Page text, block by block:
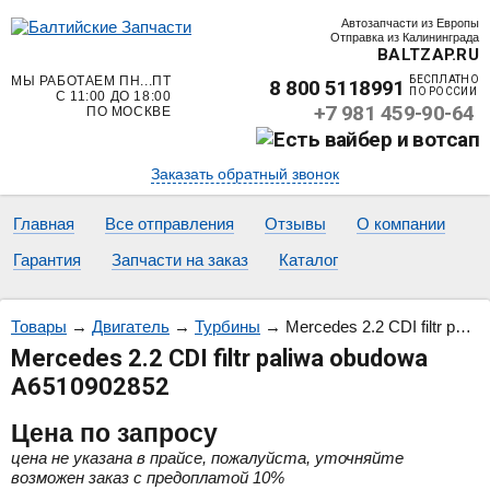
Автозапчасти из Европы
Отправка из Калининграда
BALTZAP.RU
МЫ РАБОТАЕМ ПН...ПТ
С 11:00 ДО 18:00
ПО МОСКВЕ
8 800 5118991
БЕСПЛАТНО
ПО РОССИИ
+7 981 459-90-64
Заказать обратный звонок
Главная Все отправления Отзывы
О компании
Гарантия
Запчасти на заказ Каталог
Товары → Двигатель → Турбины → Mercedes 2.2 CDI filtr paliwa obudowa A6510902852
Mercedes 2.2 CDI filtr paliwa obudowa
A6510902852
Цена по запросу
цена не указана в прайсе, пожалуйста, уточняйте
возможен заказ с предоплатой 10%